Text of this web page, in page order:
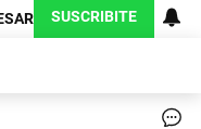
SUSCRIBITE